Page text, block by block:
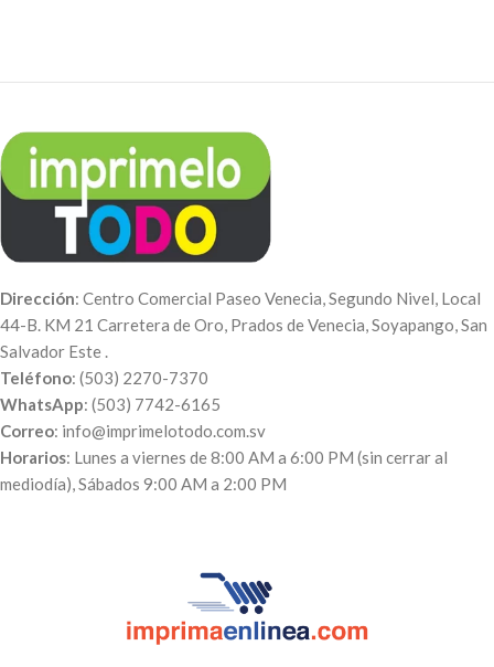
Dirección: Centro Comercial Paseo Venecia, Segundo Nivel, Local
44-B. KM 21 Carretera de Oro, Prados de Venecia, Soyapango, San
Salvador Este .
Teléfono: (503) 2270-7370
WhatsApp: (503) 7742-6165
Correo: info@imprimelotodo.com.sv
Horarios: Lunes a viernes de 8:00 AM a 6:00 PM (sin cerrar al
mediodía), Sábados 9:00 AM a 2:00 PM